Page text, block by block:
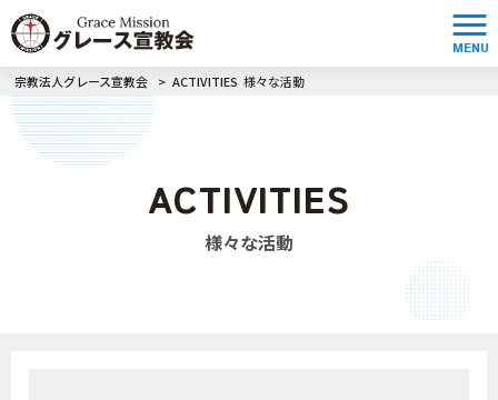
MENU
宗教法人グレース宣教会
> ACTIVITIES 様々な活動
ACTIVITIES
様々な活動